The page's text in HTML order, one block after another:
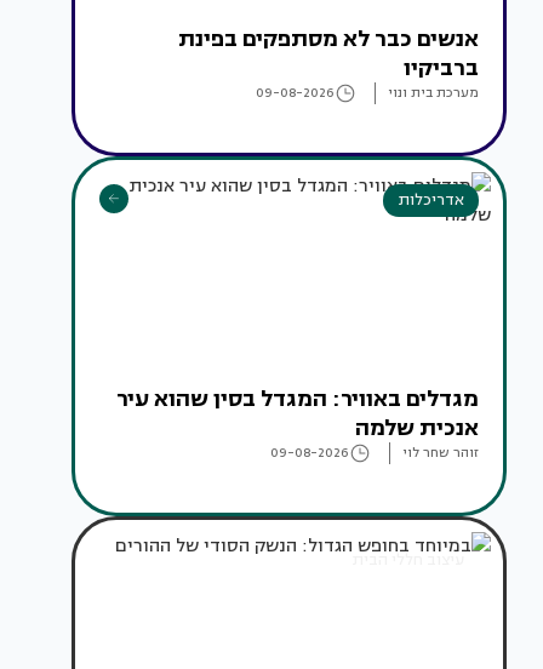
אנשים כבר לא מסתפקים בפינת
ברביקיו
מערכת בית ונוי 09-08-2026
אדריכלות
מגדלים באוויר: המגדל בסין שהוא עיר
אנכית שלמה
זוהר שחר לוי 09-08-2026